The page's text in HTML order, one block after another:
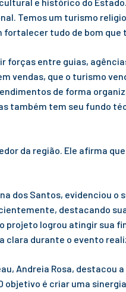
Temos um turismo
tudo de bom que
forças entre guias,
vendas, que o turismo
de forma
também tem seu fundo
da região. Ele afirma
dos Santos, evidenciou o
destacando
logrou atingir sua
durante o evento
Andreia Rosa,
é criar uma